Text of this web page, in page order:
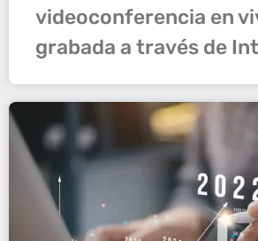
videoconferencia en
grabada a través de